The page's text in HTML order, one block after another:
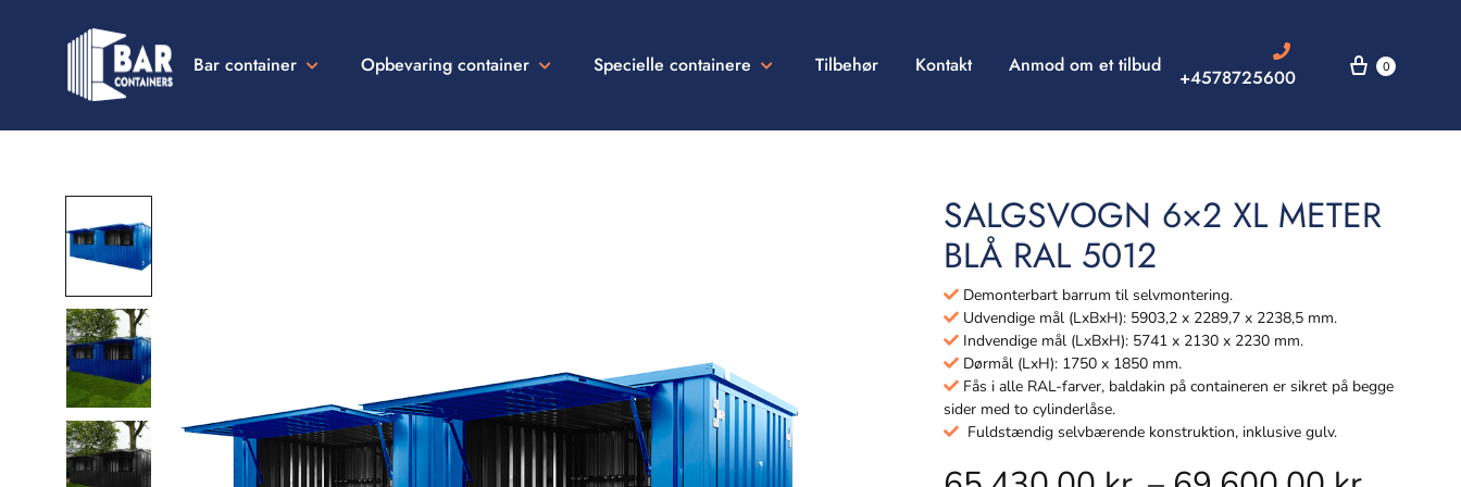
Bar container Opbevaring container Specielle containere Tilbehør Kontakt Anmod om et tilbud
+4578725600 0
SALGSVOGN 6×2 XL METER
BLÅ RAL 5012
Demonterbart barrum til selvmontering.
Udvendige mål (LxBxH): 5903,2 x 2289,7 x 2238,5 mm.
Indvendige mål (LxBxH): 5741 x 2130 x 2230 mm.
Dørmål (LxH): 1750 x 1850 mm.
Fås i alle RAL-farver, baldakin på containeren er sikret på begge
sider med to cylinderlåse.
Fuldstændig selvbærende konstruktion, inklusive gulv.